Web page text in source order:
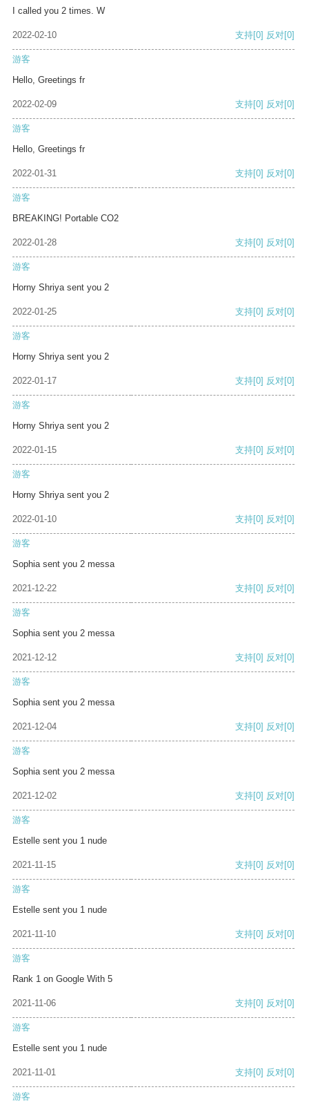
I called you 2 times. W
2022-02-10 支持[0] 反对[0]
游客
Hello, Greetings fr
2022-02-09 支持[0] 反对[0]
游客
Hello, Greetings fr
2022-01-31 支持[0] 反对[0]
游客
BREAKING! Portable CO2
2022-01-28 支持[0] 反对[0]
游客
Horny Shriya sent you 2
2022-01-25 支持[0] 反对[0]
游客
Horny Shriya sent you 2
2022-01-17 支持[0] 反对[0]
游客
Horny Shriya sent you 2
2022-01-15 支持[0] 反对[0]
游客
Horny Shriya sent you 2
2022-01-10 支持[0] 反对[0]
游客
Sophia sent you 2 messa
2021-12-22 支持[0] 反对[0]
游客
Sophia sent you 2 messa
2021-12-12 支持[0] 反对[0]
游客
Sophia sent you 2 messa
2021-12-04 支持[0] 反对[0]
游客
Sophia sent you 2 messa
2021-12-02 支持[0] 反对[0]
游客
Estelle sent you 1 nude
2021-11-15 支持[0] 反对[0]
游客
Estelle sent you 1 nude
2021-11-10 支持[0] 反对[0]
游客
Rank 1 on Google With 5
2021-11-06 支持[0] 反对[0]
游客
Estelle sent you 1 nude
2021-11-01 支持[0] 反对[0]
游客